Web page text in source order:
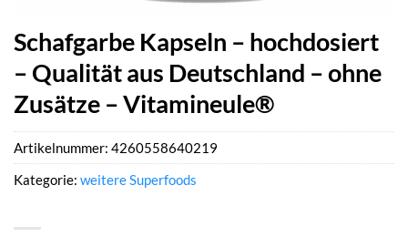
Schafgarbe Kapseln – hochdosiert
– Qualität aus Deutschland – ohne
Zusätze – Vitamineule®
Artikelnummer: 4260558640219
Kategorie: weitere Superfoods